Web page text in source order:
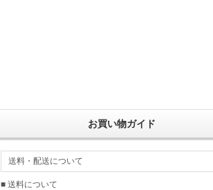
お買い物ガイド
送料・配送について
■ 送料について